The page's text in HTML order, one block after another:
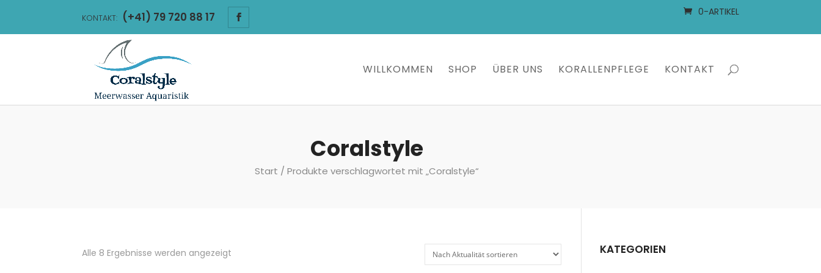
KONTAKT: (+41) 79 720 88 17 0-ARTIKEL
WILLKOMMEN SHOP ÜBER UNS KORALLENPFLEGE KONTAKT
Coralstyle
Start / Produkte verschlagwortet mit „Coralstyle“
Alle 8 Ergebnisse werden angezeigt KATEGORIEN